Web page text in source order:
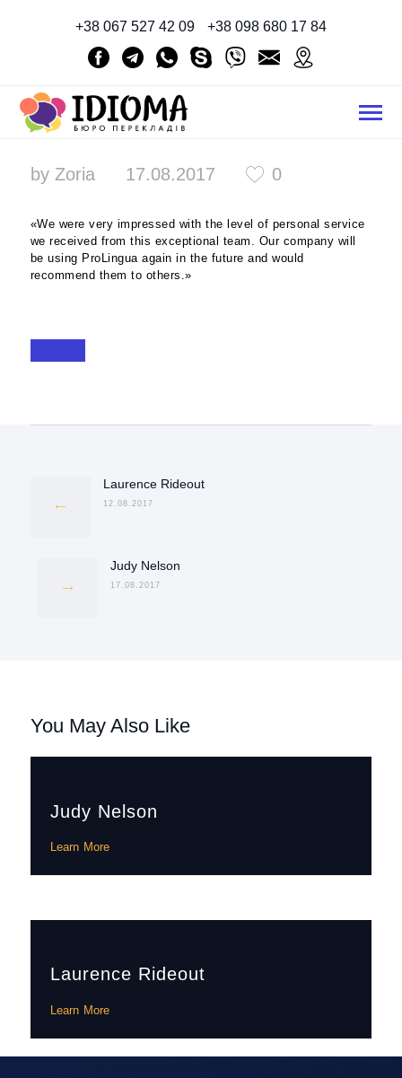
+38 067 527 42 09 +38 098 680 17 84
О КОМПАНИИ
СТОИМОСТЬ
КОНТАКТЫ
by Zoria 17.08.2017 0
«We were very impressed with the level of personal service
we received from this exceptional team. Our company will
be using ProLingua again in the future and would
recommend them to others.»
записямPrevious
post:
Laurence Rideout
12.08.2017
Next
post:
Judy Nelson
17.08.2017
You May Also Like
Judy Nelson
Learn More
Laurence Rideout
Learn More